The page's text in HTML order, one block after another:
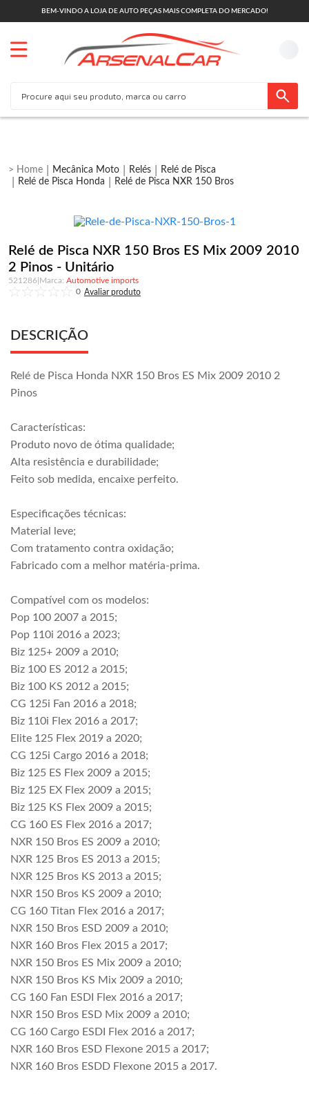
BEM-VINDO A LOJA DE AUTO PEÇAS MAIS COMPLETA DO MERCADO!
Mecânica Moto Relés
Relé de Pisca
Relé de Pisca Honda
Relé de Pisca NXR 150 Bros
Relé de Pisca NXR 150 Bros ES Mix 2009 2010
2 Pinos - Unitário
521286
Automotive imports
0
DESCRIÇÃO
Relé de Pisca Honda NXR 150 Bros ES Mix 2009 2010 2
Pinos
Características:
Produto novo de ótima qualidade;
Alta resistência e durabilidade;
Feito sob medida, encaixe perfeito.
Especificações técnicas:
Material leve;
Com tratamento contra oxidação;
Fabricado com a melhor matéria-prima.
Compatível com os modelos:
Pop 100 2007 a 2015;
Pop 110i 2016 a 2023;
Biz 125+ 2009 a 2010;
Biz 100 ES 2012 a 2015;
Biz 100 KS 2012 a 2015;
CG 125i Fan 2016 a 2018;
Biz 110i Flex 2016 a 2017;
Elite 125 Flex 2019 a 2020;
CG 125i Cargo 2016 a 2018;
Biz 125 ES Flex 2009 a 2015;
Biz 125 EX Flex 2009 a 2015;
Biz 125 KS Flex 2009 a 2015;
CG 160 ES Flex 2016 a 2017;
NXR 150 Bros ES 2009 a 2010;
NXR 125 Bros ES 2013 a 2015;
NXR 125 Bros KS 2013 a 2015;
NXR 150 Bros KS 2009 a 2010;
CG 160 Titan Flex 2016 a 2017;
NXR 150 Bros ESD 2009 a 2010;
NXR 160 Bros Flex 2015 a 2017;
NXR 150 Bros ES Mix 2009 a 2010;
NXR 150 Bros KS Mix 2009 a 2010;
CG 160 Fan ESDI Flex 2016 a 2017;
NXR 150 Bros ESD Mix 2009 a 2010;
CG 160 Cargo ESDI Flex 2016 a 2017;
NXR 160 Bros ESD Flexone 2015 a 2017;
NXR 160 Bros ESDD Flexone 2015 a 2017.